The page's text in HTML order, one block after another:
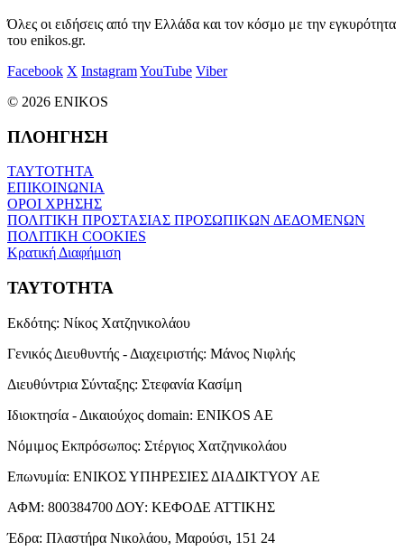
Όλες οι ειδήσεις από την Ελλάδα και τον κόσμο με την εγκυρότητα
του enikos.gr.
Facebook X InstagramYouTube Viber
© 2026 ENIKOS
ΠΛΟΗΓΗΣΗ
ΤΑΥΤΟΤΗΤΑ
ΕΠΙΚΟΙΝΩΝΙΑ
ΟΡΟΙ ΧΡΗΣΗΣ
ΠΟΛΙΤΙΚΗ ΠΡΟΣΤΑΣΙΑΣ ΠΡΟΣΩΠΙΚΩΝ ΔΕΔΟΜΕΝΩΝ
ΠΟΛΙΤΙΚΗ COOKIES
Κρατική Διαφήμιση
ΤΑΥΤΟΤΗΤΑ
Εκδότης: Νίκος Χατζηνικολάου
Γενικός Διευθυντής - Διαχειριστής: Μάνος Νιφλής
Διευθύντρια Σύνταξης: Στεφανία Κασίμη
Ιδιοκτησία - Δικαιούχος domain: ENIKOS AE
Νόμιμος Εκπρόσωπος: Στέργιος Χατζηνικολάου
Επωνυμία: ΕΝΙΚΟΣ ΥΠΗΡΕΣΙΕΣ ΔΙΑΔΙΚΤΥΟΥ ΑΕ
ΑΦΜ: 800384700 ΔΟΥ: ΚΕΦΟΔΕ ΑΤΤΙΚΗΣ
Έδρα: Πλαστήρα Νικολάου, Μαρούσι, 151 24